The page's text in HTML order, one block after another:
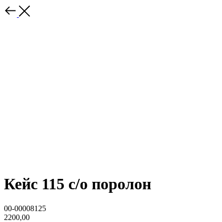
Кейс 115 с/о поролон
00-00008125
2200,00